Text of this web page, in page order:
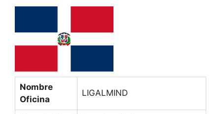
Nombre
Oficina
LIGALMIND